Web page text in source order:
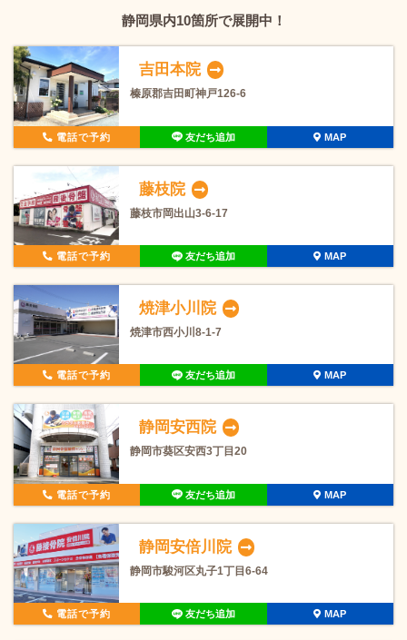
静岡県内10箇所で展開中！
吉田本院
榛原郡吉田町神戸126-6
電話で予約 友だち追加 MAP
藤枝院
藤枝市岡出山3-6-17
電話で予約 友だち追加 MAP
焼津小川院
焼津市西小川8-1-7
電話で予約 友だち追加 MAP
静岡安西院
静岡市葵区安西3丁目20
電話で予約 友だち追加 MAP
静岡安倍川院
静岡市駿河区丸子1丁目6-64
電話で予約 友だち追加 MAP